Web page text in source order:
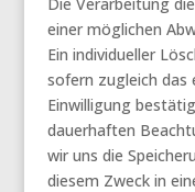
einer möglichen
Ein individueller
sofern zugleich das
Einwilligung
dauerhaften
wir uns die
diesem Zweck in